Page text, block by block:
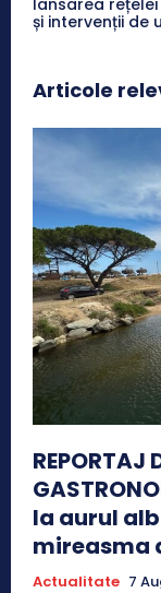
lansarea
și intervenții de
Articole
REPORTAJ
la aurul
mireasma
Actualitate 7